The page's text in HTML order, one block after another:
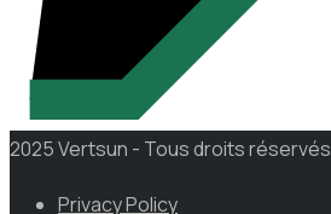
2025 Vertsun - Tous droits réservés
Privacy Policy